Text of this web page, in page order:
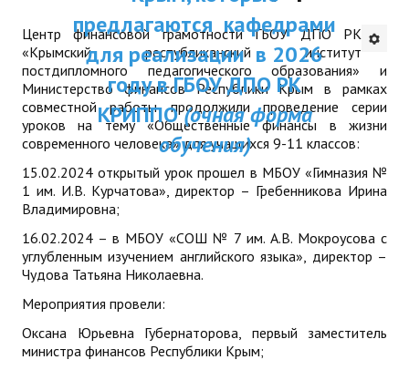
Профессиональная переподготовка
Повышение квалификации
КОНТАКТЫ
ДПП ПК:
Актуальное
занятий
предлагаются
для реализации
году в ГБОУ
КРИППО(очная
обучения)
Республики Крым и были одобрены
Ученым советом ГБОУ ДПО РК КРИППО.
Мы надеемся получить Ваши предложения
и отзывы на электронный
адрес:dpo@krippo.ru
Рекомендации «Об организации
сопровождения детей, утративших
родителей, в современных условиях»
Центр финансовой грамотности ГБОУ ДПО РК
«Крымский республиканский институт
постдипломного педагогического образования» и
Министерство финансов Республики Крым в рамках
совместной работы продолжили проведение серии
уроков на тему «Общественные финансы в жизни
современного человека» для учащихся 9-11 классов:
15.02.2024 открытый урок прошел в МБОУ «Гимназия №
1 им. И.В. Курчатова», директор – Гребенникова Ирина
Владимировна;
16.02.2024 – в МБОУ «СОШ № 7 им. А.В. Мокроусова с
углубленным изучением английского языка», директор –
Чудова Татьяна Николаевна.
Мероприятия провели:
Оксана Юрьевна Губернаторова, первый заместитель
министра финансов Республики Крым;